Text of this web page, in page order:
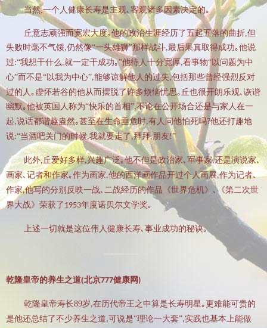
当然,一个人健康长寿是主观､客观诸多因素决定的｡
丘意志顽强而宽宏大度｡他的政治生涯经历了五起五落的曲折 但
失败时毫不气馁,仍然像“一头雄狮”那样战斗,最后果真取得成功｡他说
过:“我想干什么 ,就一定干成功｡”他待人十分宽厚,看事物“以问题为中
心”而不是“以我为中心”,能够谅解他人的过失,包括那些曾经强烈反对
过的人｡虚怀若谷的他从而摆脱了许多烦恼忧思｡丘也很开朗乐观､诙谐
幽默｡他被英国人称为“快乐的首相”,不论在公开场合还是与家人在一
起,说话都谐趣盎然｡甚至在生命垂危时,有人问他怕死吗?他还打趣地
说:“当酒吧关门的时候,我就要走了,拜拜,朋友!”
此外, 丘爱好多样,兴趣广泛｡他不但是政治家､军事家,还是演说家､
画家､记者和作家｡作为画家,他的西洋画作品开过个人画展,作为记者､
作家,他写的分别反映一战､二战经历的作品《世界危机》､《第二次世
界大战》荣获了 1953年度诺贝尔文学奖｡
上述一切就是这位伟人健康长寿､事业成功的秘诀｡
乾隆皇帝的养生之道(北京777健康网 )
乾隆皇帝寿长89岁,在历代帝王之中算是长寿明星｡更难能可贵的
是他还总结了不少养生之道,可说是“理论一大套”,实践也基本上能做